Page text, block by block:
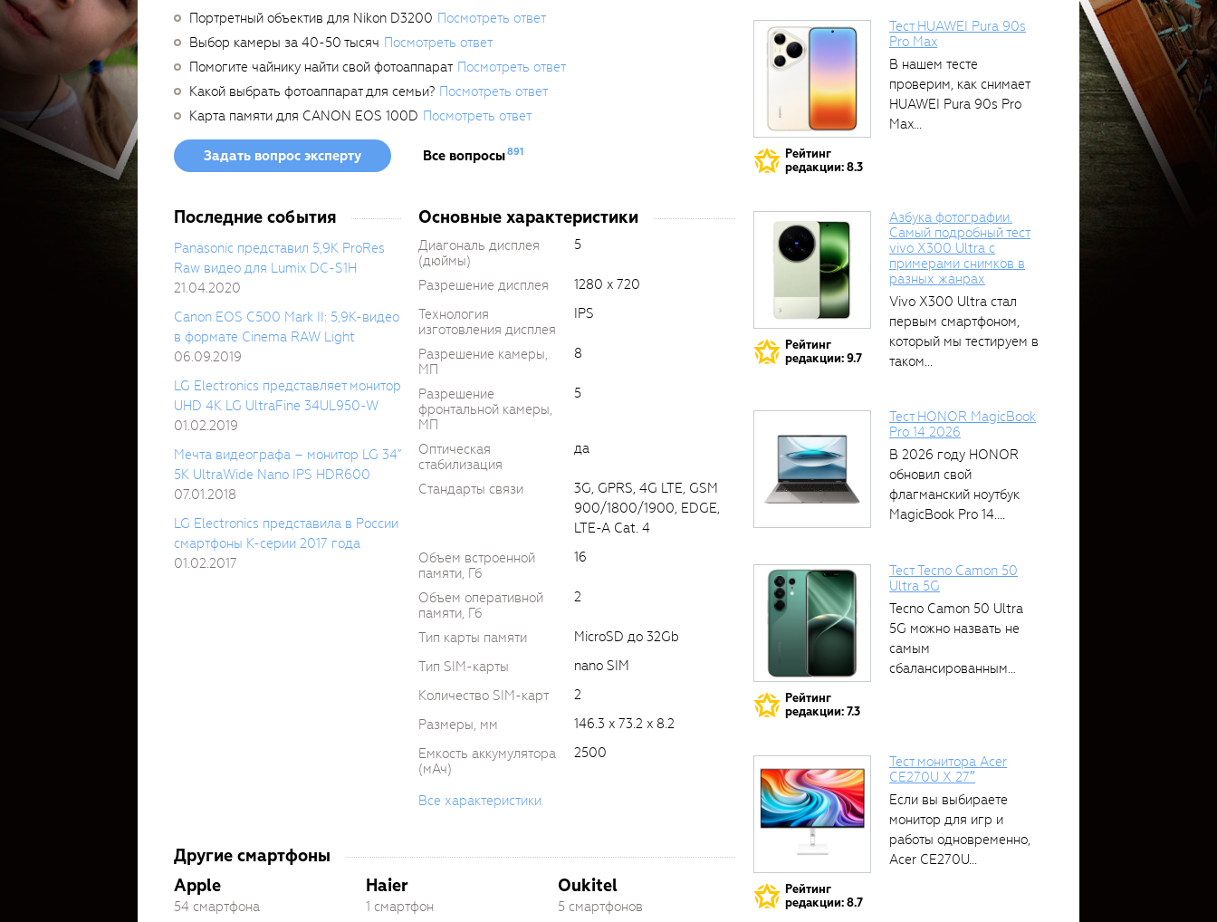
Портретный объектив для Nikon D3200 Посмотреть ответ
Выбор камеры за 40-50 тысяч Посмотреть ответ
Помогите чайнику найти свой фотоаппарат Посмотреть ответ
Какой выбрать фотоаппарат для семьи? Посмотреть ответ
Карта памяти для CANON EOS 100D Посмотреть ответ
Задать вопрос эксперту Все вопросы891
Последние события
Panasonic представил 5,9K ProRes
Raw видео для Lumix DC-S1H
21.04.2020
Canon EOS C500 Mark II: 5,9K-видео
в формате Cinema RAW Light
06.09.2019
LG Electronics представляет монитор
UHD 4K LG UltraFine 34UL950-W
01.02.2019
Мечта видеографа – монитор LG 34”
5K UltraWide Nano IPS HDR600
07.01.2018
LG Electronics представила в России
смартфоны K-серии 2017 года
01.02.2017
Основные характеристики
Диагональ дисплея
(дюймы)
5
Разрешение дисплея
1280 x 720
Технология
изготовления дисплея
IPS
Разрешение камеры,
МП
8
Разрешение
фронтальной камеры,
МП
5
Оптическая
стабилизация
да
Стандарты связи
3G, GPRS, 4G LTE, GSM
900/1800/1900, EDGE,
LTE-A Cat. 4
Объем встроенной
памяти, Гб
16
Объем оперативной
памяти, Гб
2
Тип карты памяти
MicroSD до 32Gb
Тип SIM-карты
nano SIM
Количество SIM-карт
2
Размеры, мм
146.3 x 73.2 x 8.2
Емкость аккумулятора
(мАч)
2500
Все характеристики
Другие смартфоны
Apple
54 смартфона
Haier
1 смартфон
Oukitel
5 смартфонов
Рейтинг
редакции: 8.3
Тест HUAWEI Pura 90s
Pro Max
В нашем тесте
проверим, как снимает
HUAWEI Pura 90s Pro
Max...
Рейтинг
редакции: 9.7
Азбука фотографии.
Самый подробный тест
vivo X300 Ultra с
примерами снимков в
разных жанрах
Vivo X300 Ultra стал
первым смартфоном,
который мы тестируем в
таком...
Тест HONOR MagicBook
Pro 14 2026
В 2026 году HONOR
обновил свой
флагманский ноутбук
MagicBook Pro 14....
Рейтинг
редакции: 7.3
Тест Tecno Camon 50
Ultra 5G
Tecno Camon 50 Ultra
5G можно назвать не
самым
сбалансированным
Рейтинг
редакции: 8.7
Тест монитора Acer
CE270U X 27″
Если вы выбираете
монитор для игр и
работы одновременно,
Acer CE270U...